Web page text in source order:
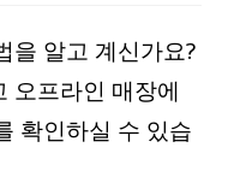
을 알고 계신가요?
오프라인 매장에
확인하실 수 있습